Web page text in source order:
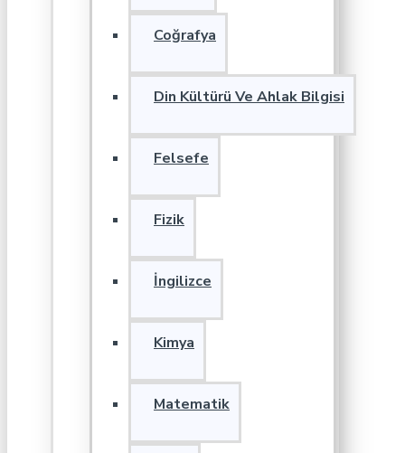
Coğrafya
Din Kültürü Ve Ahlak Bilgisi
Felsefe
Fizik
İngilizce
Kimya
Matematik